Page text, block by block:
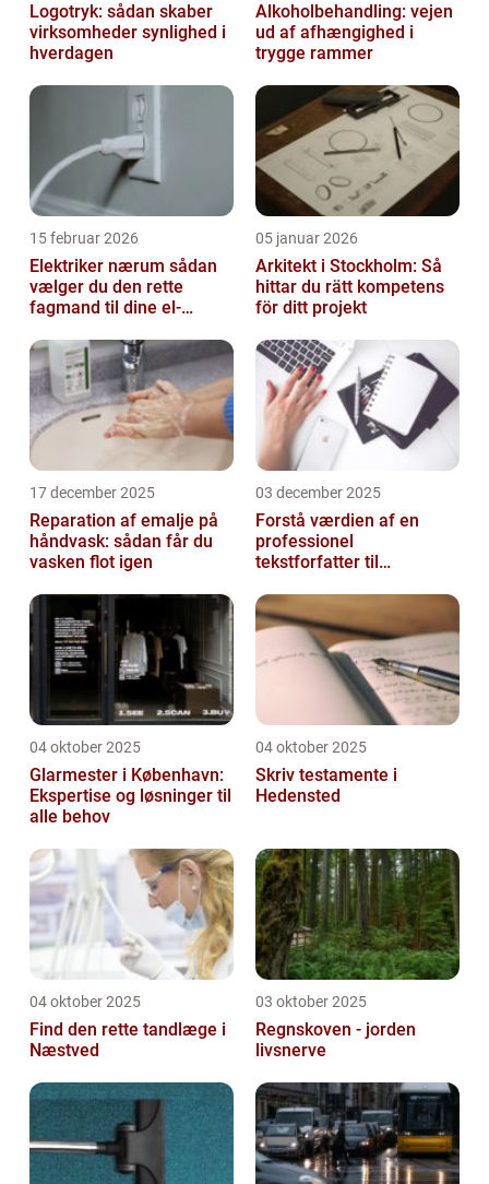
Logotryk: sådan skaber
virksomheder synlighed i
hverdagen
Alkoholbehandling: vejen
ud af afhængighed i
trygge rammer
15 februar 2026
Elektriker nærum sådan
vælger du den rette
fagmand til dine el-
05 januar 2026
Arkitekt i Stockholm: Så
hittar du rätt kompetens
för ditt projekt
17 december 2025
Reparation af emalje på
håndvask: sådan får du
vasken flot igen
03 december 2025
Forstå værdien af en
professionel
tekstforfatter til
04 oktober 2025
Glarmester i København:
Ekspertise og løsninger til
alle behov
04 oktober 2025
Skriv testamente i
Hedensted
04 oktober 2025
Find den rette tandlæge i
Næstved
03 oktober 2025
Regnskoven - jorden
livsnerve